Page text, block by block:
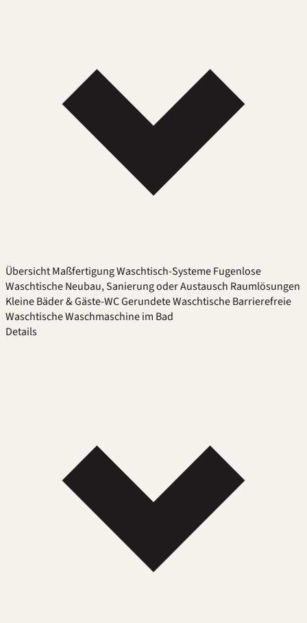
ÜbersichtMaßfertigungWaschtisch-SystemeFugenlose
WaschtischeNeubau, Sanierung oder Austausch Raumlösungen
Kleine Bäder & Gäste-WCGerundete WaschtischeBarrierefreie
WaschtischeWaschmaschine im Bad
Details